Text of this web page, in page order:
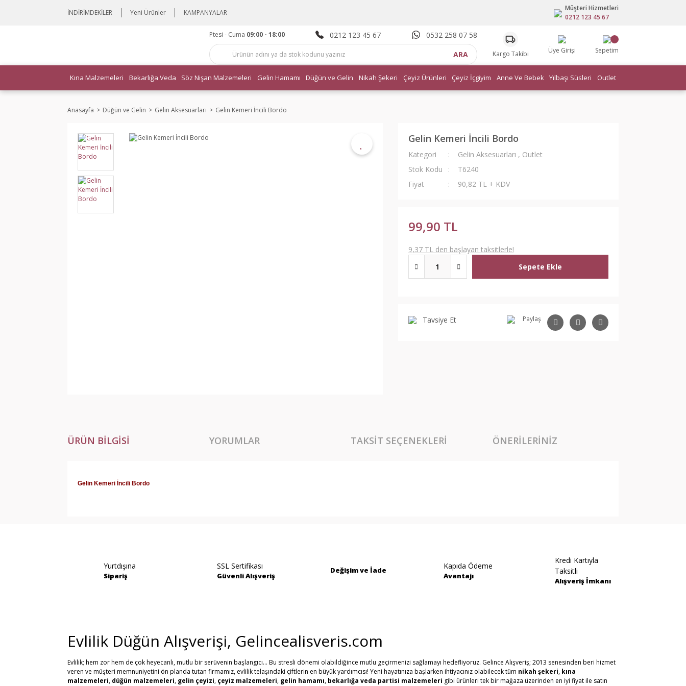
İNDİRİMDEKİLER Yeni Ürünler KAMPANYALAR
Müşteri Hizmetleri
0212 123 45 67
Ptesi - Cuma 09:00 - 18:00 0212 123 45 67 0532 258 07 58
ARA Kargo Takibi Üye Girişi Sepetim
Kına Malzemeleri Bekarlığa Veda Söz Nişan Malzemeleri Gelin Hamamı Düğün ve Gelin Nikah Şekeri Çeyiz Ürünleri Çeyiz İçgiyim Anne Ve Bebek Yılbaşı Süsleri Outlet
Anasayfa Düğün ve Gelin Gelin Aksesuarları Gelin Kemeri İncili Bordo
Gelin Kemeri İncili Bordo
Kategori Gelin Aksesuarları , Outlet
Stok Kodu
T6240
Fiyat
90,82 TL + KDV
99,90 TL
9,37 TL den başlayan taksitlerle!
Sepete Ekle
Tavsiye Et Paylaş
ÜRÜN BILGISI YORUMLAR TAKSIT SEÇENEKLERI ÖNERILERINIZ
Gelin Kemeri İncili Bordo
Ürün açıklamasında eksik bilgiler bulunuyor.
Ürün bilgilerinde hatalar bulunuyor.
Gönder
Yurtdışına
Sipariş
SSL Sertifikası
Güvenli Alışveriş
Değişim ve İade Kapıda Ödeme
Avantajı
Kredi Kartıyla
Taksitli
Alışveriş İmkanı
Evlilik Düğün Alışverişi, Gelincealisveris.com
Evlilik; hem zor hem de çok heyecanlı, mutlu bir serüvenin başlangıcı... Bu stresli dönemi olabildiğince mutlu geçirmenizi sağlamayı hedefliyoruz. Gelince Alışveriş; 2013 senesinden beri hizmet
veren ve müşteri memnuniyetini ön planda tutan firmamız, evlilik telaşındaki çiftlerin en büyük yardımcısı! Yeni hayatınıza başlarken ihtiyacınız olabilecek tüm nikah şekeri, kına
malzemeleri, düğün malzemeleri, gelin çeyizi, çeyiz malzemeleri, gelin hamamı, bekarlığa veda partisi malzemeleri gibi ürünleri tek bir mağaza üzerinden en iyi fiyat ile satın